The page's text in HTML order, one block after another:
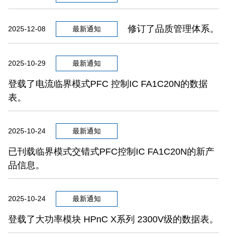
2025-12-08 最新通知 修订了品质管理体系。
2025-10-29 最新通知
登载了电流临界模式PFC 控制IC FA1C20N的数据
表。
2025-10-24 最新通知
已刊载临界模式交错式PFC控制IC FA1C20N的新产
品信息。
2025-10-24 最新通知
登载了大功率模块 HPnC X系列 2300V级的数据表。